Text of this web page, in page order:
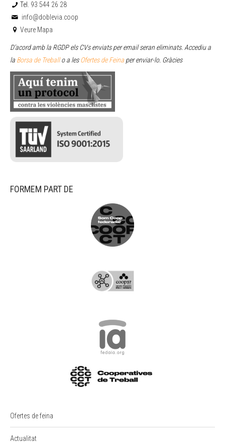
Tel. 93 544 26 28
info@doblevia.coop
Veure Mapa
D’acord amb la RGDP els CVs enviats per email seran eliminats. Accediu a
la Borsa de Treballo a lesOfertes de Feina per enviar-lo. Gràcies
FORMEM PART DE
Ofertes de feina
Actualitat